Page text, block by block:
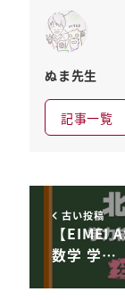
ぬま先生
記事一覧
古い投稿
【EIMEI
数学 学…